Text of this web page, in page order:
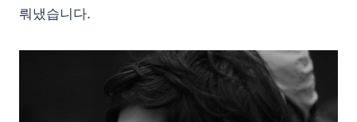
뤄냈습니다.